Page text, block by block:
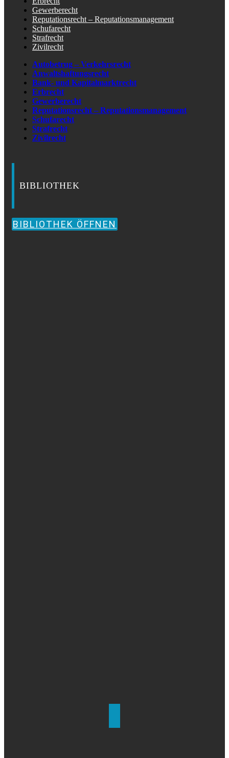
Gewerberecht
Reputationsrecht – Reputationsmanagement
Schufarecht
Strafrecht
Zivilrecht
Autobetrug – Verkehrsrecht
Anwaltshaftungsrecht
Bank- und Kapitalmarktrecht
Erbrecht
Gewerberecht
Reputationsrecht – Reputationsmanagement
Schufarecht
Strafrecht
Zivilrecht
BIBLIOTHEK
BIBLIOTHEK ÖFFNEN